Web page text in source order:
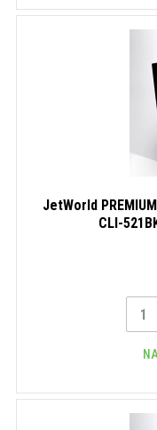
JetWorld
CLI-